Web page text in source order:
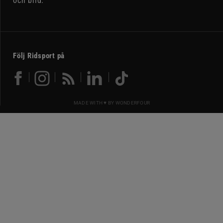
Följ Ridsport på
MADE WITH ♥ BY WONDERFOUR